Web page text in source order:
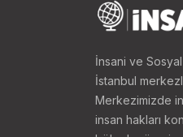
İnsani ve Sosyal
İstanbul
Merkezimizde
insan hakları